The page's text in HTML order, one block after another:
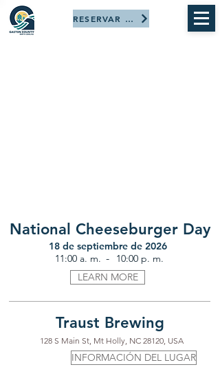
RESERVAR AHORA
National Cheeseburger Day
18 de septiembre de 2026
11:00 a. m. -
10:00 p. m.
LEARN MORE
Traust Brewing
128 S Main St, Mt Holly, NC 28120, USA
INFORMACIÓN DEL LUGAR